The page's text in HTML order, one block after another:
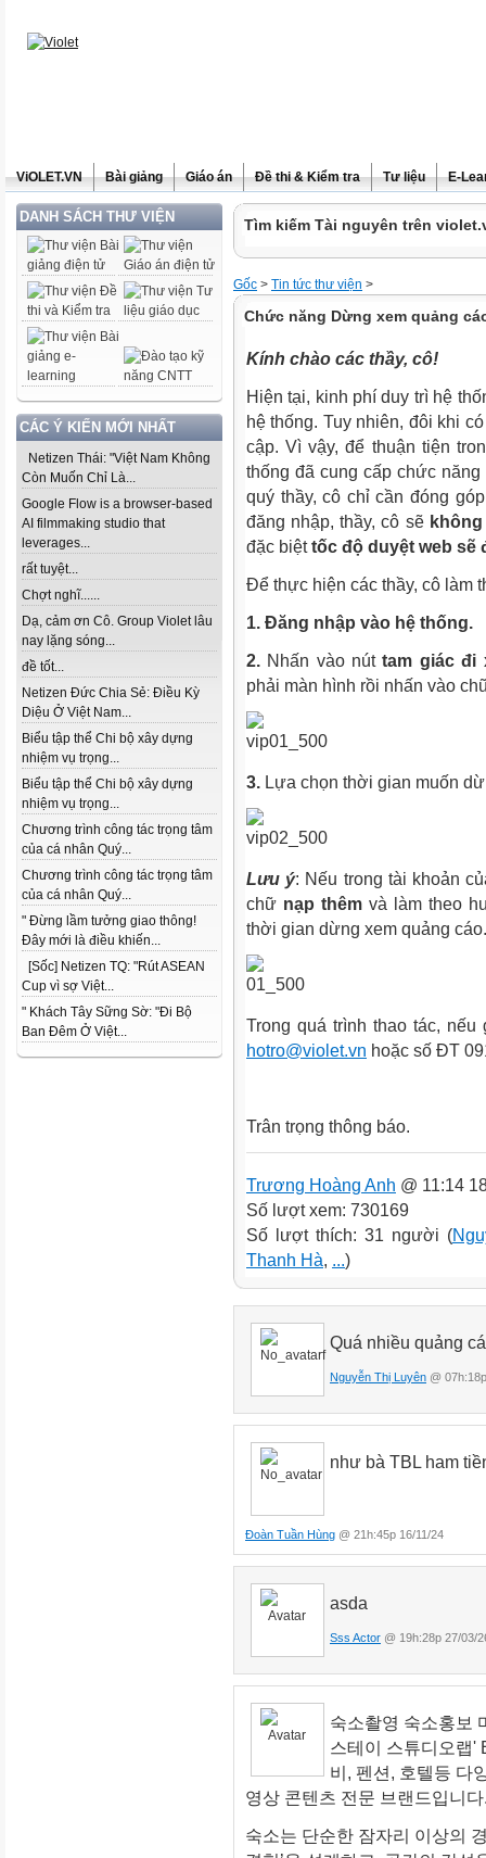
ViOLET.VN Bài giảng Giáo án Đề thi & Kiểm tra Tư liệu E-
DANH SÁCH THƯ VIỆN
CÁC Ý KIẾN MỚI NHẤT
Netizen Thái: "Việt Nam Không
Còn Muốn Chỉ Là...
Google Flow is a browser-based
AI filmmaking studio that
leverages...
rất tuyệt...
Chợt nghĩ......
Dạ, cảm ơn Cô. Group Violet lâu
nay lặng sóng...
đề tốt...
Netizen Đức Chia Sẻ: Điều Kỳ
Diệu Ở Việt Nam...
Biểu tập thể Chi bộ xây dựng
nhiệm vụ trọng...
Biểu tập thể Chi bộ xây dựng
nhiệm vụ trọng...
Chương trình công tác trọng tâm
của cá nhân Quý...
Chương trình công tác trọng tâm
của cá nhân Quý...
" Đừng lầm tưởng giao thông!
Đây mới là điều khiến...
[Sốc] Netizen TQ: "Rút ASEAN
Cup vì sợ Việt...
" Khách Tây Sững Sờ: "Đi Bộ
Ban Đêm Ở Việt...
Tìm kiếm Tài nguyên trên
Gốc > Tin tức thư viện >
Chức năng Dừng xem quảng
Kính chào các thầy, cô!
Hiện tại, kinh phí duy trì hệ
hệ thống. Tuy nhiên, đôi khi
cập. Vì vậy, để thuận tiện
thống đã cung cấp chức năng
quý thầy, cô chỉ cần đóng
đăng nhập, thầy, cô sẽ
đặc biệttốc độ duyệt web sẽ
Để thực hiện các thầy, cô làm
1. Đăng nhập vào hệ thống.
2. Nhấn vào núttam giác đi
phải màn hình rồi nhấn vào
3. Lựa chọn thời gian muốn
Lưu ý: Nếu trong tài khoản
chữ nạp thêm và làm theo
thời gian dừng xem quảng cáo.
Trong quá trình thao tác,
hotro@violet.vn hoặc số ĐT
Trân trọng thông báo.
Trương Hoàng Anh @ 11:14
Số lượt xem: 730169
Số lượt thích: 31 người (
Thanh Hà, ...)
Quá nhiều quảng
Nguyễn Thị Luyên @
như bà TBL ham
Đoàn Tuần Hùng @ 21h:45p 16/11/24
asda
Sss Actor @ 19h:28p 27/03/
숙소촬영 숙소홍보
스테이 스튜디오랩'
비, 펜션, 호텔등 다
영상 콘텐츠 전문 브랜드입니
숙소는 단순한 잠자리 이상의